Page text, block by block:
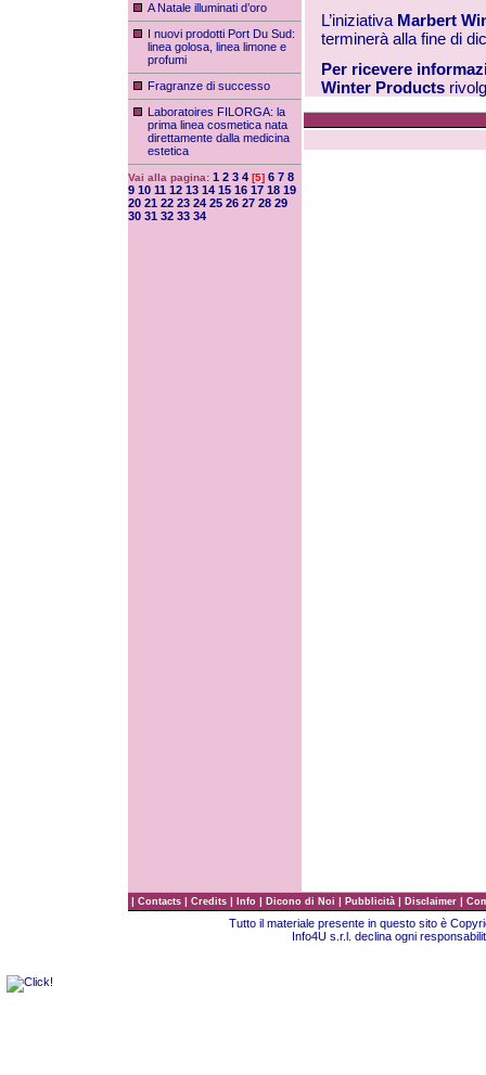
A Natale illuminati d’oro
I nuovi prodotti Port Du Sud:
linea golosa, linea limone e
profumi
Fragranze di successo
Laboratoires FILORGA: la
prima linea cosmetica nata
direttamente dalla medicina
estetica
Vai alla pagina: 1 2 3 4 [5] 6 7 8
9 10 11 12 13 14 15 16 17 18 19
20 21 22 23 24 25 26 27 28 29
30 31 32 33 34
L’iniziativa Marbert
terminerà alla fine di
Per ricevere
Winter Products
| Contacts | Credits | Info | Dicono di Noi | Pubblicità | Disclaimer |
Tutto il materiale presente in questo sito è
Info4U s.r.l. declina ogni